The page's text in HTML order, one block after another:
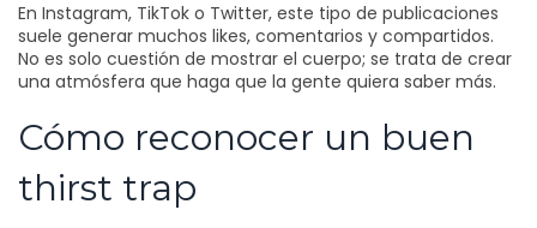
En Instagram, TikTok o Twitter, este tipo de publicaciones
suele generar muchos likes, comentarios y compartidos.
No es solo cuestión de mostrar el cuerpo; se trata de crear
una atmósfera que haga que la gente quiera saber más.
Cómo reconocer un buen
thirst trap